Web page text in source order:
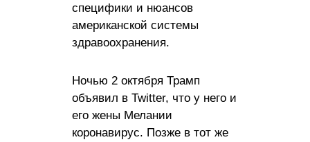
специфики и нюансов
американской системы
здравоохранения.
Ночью 2 октября Трамп
объявил в Twitter, что у него и
его жены Мелании
коронавирус. Позже в тот же